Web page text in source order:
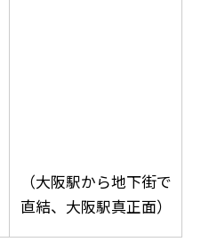
（大阪駅から地下街で
直結、大阪駅真正面）